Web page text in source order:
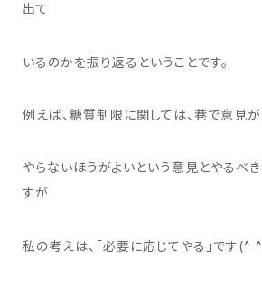
出て
いるのかを振り返るということです。
例えば、糖質制限に関しては、巷で意見
やらないほうがよいという意見とやるべ
すが
私の考えは、「必要に応じてやる」です(^